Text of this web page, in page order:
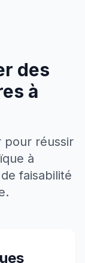
des
à
pour réussir
à
faisabilité